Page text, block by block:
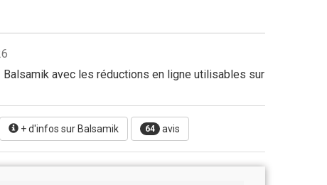
Balsamik avec les réductions en ligne utilisables sur
+ d'infos sur Balsamik 64 avis